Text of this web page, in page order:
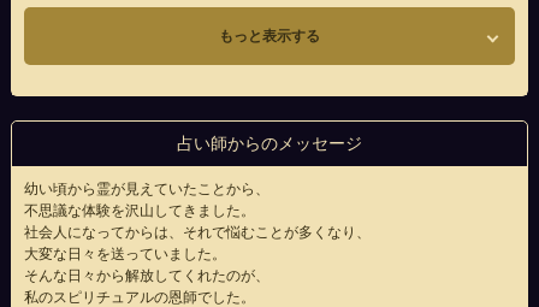
もっと表示する
占い師からのメッセージ
幼い頃から霊が見えていたことから、
不思議な体験を沢山してきました。
社会人になってからは、それで悩むことが多くなり、
大変な日々を送っていました。
そんな日々から解放してくれたのが、
私のスピリチュアルの恩師でした。